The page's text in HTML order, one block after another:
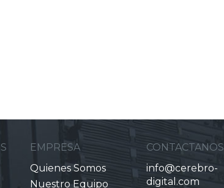
EMPRESA
Quienes Somos
Nuestro Equipo
CONTACTANOS
info@cerebro-
digital.com